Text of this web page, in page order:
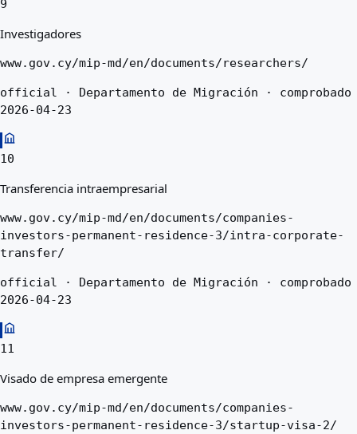
9
Investigadores
www.gov.cy/mip-md/en/documents/researchers/
official · Departamento de Migración · comprobado
2026-04-23
10
Transferencia intraempresarial
www.gov.cy/mip-md/en/documents/companies-
investors-permanent-residence-3/intra-corporate-
transfer/
official · Departamento de Migración · comprobado
2026-04-23
11
Visado de empresa emergente
www.gov.cy/mip-md/en/documents/companies-
investors-permanent-residence-3/startup-visa-2/